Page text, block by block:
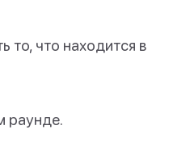
то, что находится в
раунде.